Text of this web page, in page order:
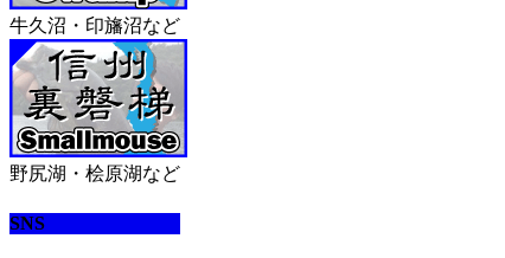
牛久沼・印旛沼など
野尻湖・桧原湖など
SNS